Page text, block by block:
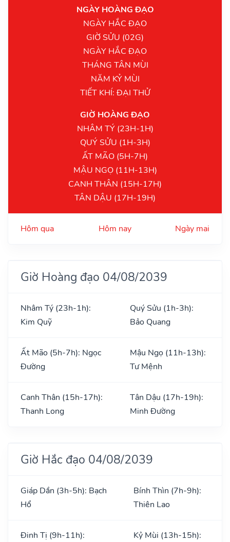
NGÀY HOÀNG ĐẠO
NGÀY HẮC ĐẠO
GIỜ SỬU (02G)
NGÀY HẮC ĐẠO
THÁNG TÂN MÙI
NĂM KỶ MÙI
TIẾT KHÍ: ĐẠI THỬ
GIỜ HOÀNG ĐẠO
NHÂM TÝ (23H-1H)
QUÝ SỬU (1H-3H)
ẤT MÃO (5H-7H)
MẬU NGỌ (11H-13H)
CANH THÂN (15H-17H)
TÂN DẬU (17H-19H)
Hôm qua Hôm nay Ngày mai
Giờ Hoàng đạo 04/08/2039
Nhâm Tý (23h-1h):
Kim Quỹ
Quý Sửu (1h-3h):
Bảo Quang
Ất Mão (5h-7h): Ngọc
Đường
Mậu Ngọ (11h-13h):
Tư Mệnh
Canh Thân (15h-17h):
Thanh Long
Tân Dậu (17h-19h):
Minh Đường
Giờ Hắc đạo 04/08/2039
Giáp Dần (3h-5h): Bạch
Hổ
Bính Thìn (7h-9h):
Thiên Lao
Đinh Tị (9h-11h):
Kỷ Mùi (13h-15h):